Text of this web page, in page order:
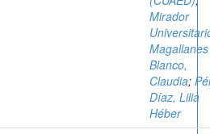
Mirador
Magallanes
Blanco,
Claudia;
Díaz, Lilia
Héber